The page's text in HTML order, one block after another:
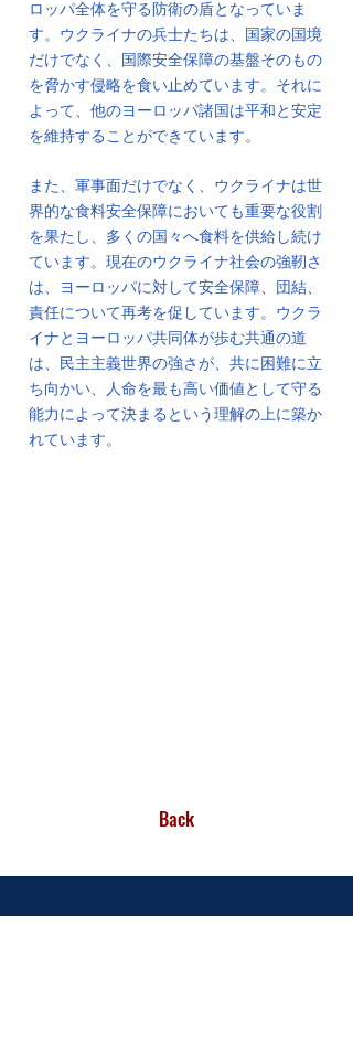
ロッパ全体を守る防衛の盾となっていま
す。ウクライナの兵士たちは、国家の国境
だけでなく、国際安全保障の基盤そのもの
を脅かす侵略を食い止めています。それに
よって、他のヨーロッパ諸国は平和と安定
を維持することができています。
また、軍事面だけでなく、ウクライナは世
界的な食料安全保障においても重要な役割
を果たし、多くの国々へ食料を供給し続け
ています。現在のウクライナ社会の強靭さ
は、ヨーロッパに対して安全保障、団結、
責任について再考を促しています。ウクラ
イナとヨーロッパ共同体が歩む共通の道
は、民主主義世界の強さが、共に困難に立
ち向かい、人命を最も高い価値として守る
能力によって決まるという理解の上に築か
れています。
Back